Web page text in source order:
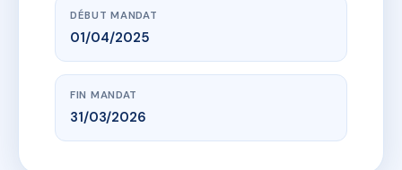
DÉBUT MANDAT
01/04/2025
FIN MANDAT
31/03/2026